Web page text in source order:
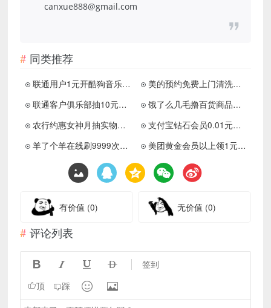
canxue888@gmail.com
同类推荐
联通用户1元开酷狗音乐月卡
美的预约免费上门清洗家电器
联通客户俱乐部抽10元京东E卡
饿了么几毛撸百货商品包邮
农行约惠女神月抽实物包邮
支付宝钻石会员0.01元撸鲜奶
羊了个羊在线刷9999次通关数
美团黄金会员以上领1元通用券
有价值 (0) 无价值 (0)
评论列表
    签到
顶 踩  